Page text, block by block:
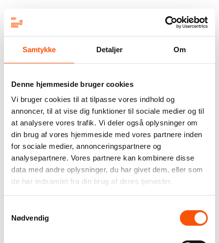
Samtykke Detaljer Om
Denne hjemmeside bruger cookies
Vi bruger cookies til at tilpasse vores indhold og
annoncer, til at vise dig funktioner til sociale medier og til
at analysere vores trafik. Vi deler også oplysninger om
din brug af vores hjemmeside med vores partnere inden
for sociale medier, annonceringspartnere og
analysepartnere. Vores partnere kan kombinere disse
data med andre oplysninger, du har givet dem, eller som
de har indsamlet fra din brug af deres tjenester.
Nødvendig